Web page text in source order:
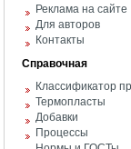
Реклама на сайте
Для авторов
Контакты
Справочная
Классификатор
Термопласты
Добавки
Процессы